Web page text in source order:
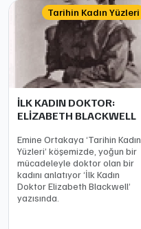
Tarihin Kadın Yüzleri
İLK KADIN DOKTOR:
ELİZABETH BLACKWELL
Emine Ortakaya ‘Tarihin Kadın
Yüzleri’ köşemizde, yoğun bir
mücadeleyle doktor olan bir
kadını anlatıyor ‘İlk Kadın
Doktor Elizabeth Blackwell’
yazısında.